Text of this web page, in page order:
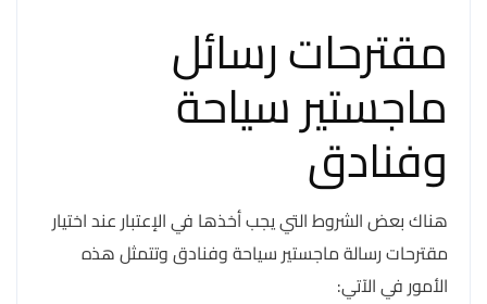
مقترحات رسائل
ماجستير سياحة
وفنادق
هناك بعض الشروط التي يجب أخذها في الإعتبار عند اختيار
مقترحات رسالة ماجستير سياحة وفنادق وتتمثل هذه
الأمور في الآتي: